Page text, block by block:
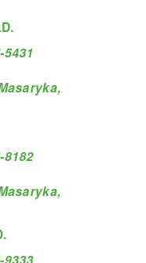
5431
8182
9333